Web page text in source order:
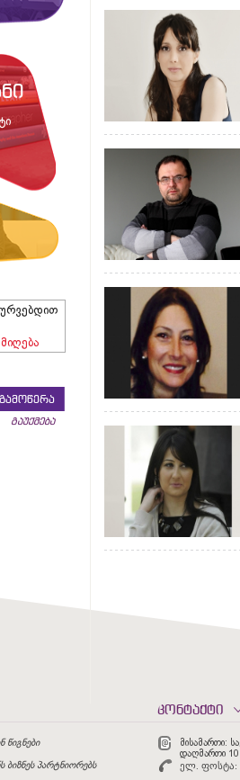
გამოწერა
გაუქმება
წიგნები
ბიზნეს პარტნიორებს
კონტაქტი
მისამართი:
დაღმართი 10
ელ. ფოსტა: